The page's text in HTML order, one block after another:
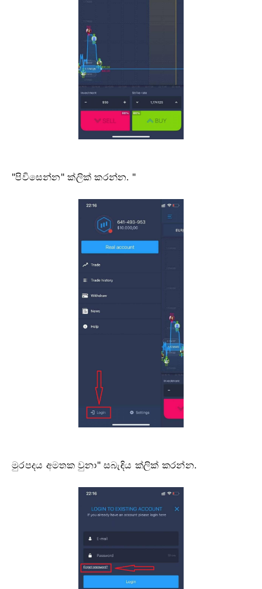
"පිවිසෙන්න" ක්ලික් කරන්න. "
මුරපදය අමතක වුනා" සබැඳිය ක්ලික් කරන්න.